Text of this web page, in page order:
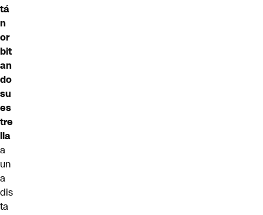
tá
n
or
bit
an
do
su
es
tre
lla
a
un
a
dis
ta